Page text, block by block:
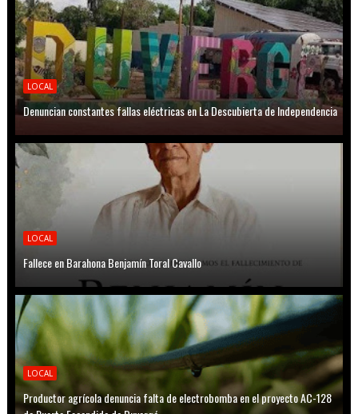
LOCAL
Denuncian constantes fallas eléctricas en La Descubierta de Independencia
LOCAL
Fallece en Barahona Benjamín Toral Cavallo
LOCAL
Productor agrícola denuncia falta de electrobomba en el proyecto AC-128